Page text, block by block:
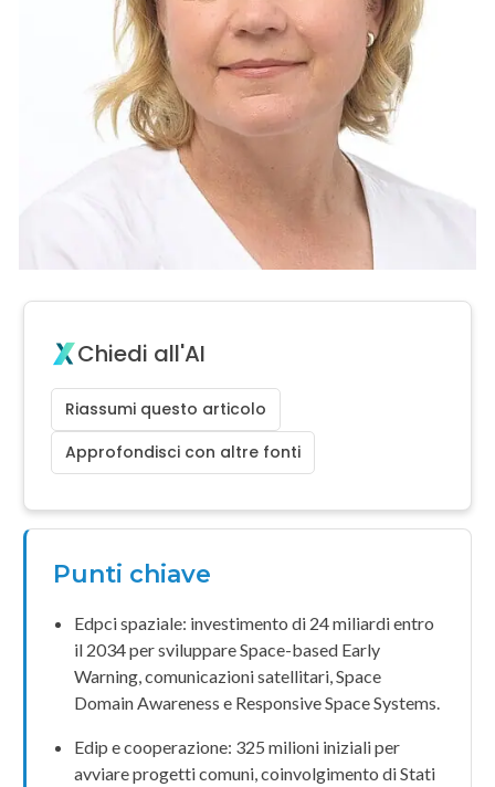
Chiedi all'AI
Riassumi questo articolo
Approfondisci con altre fonti
Punti chiave
Edpcispaziale: investimento di 24 miliardi entro
il 2034 per sviluppareSpace-based Early
Warning, comunicazioni satellitari,Space
Domain Awareness e Responsive Space Systems.
Edip e cooperazione: 325 milioni iniziali per
avviare progetti comuni, coinvolgimento di Stati